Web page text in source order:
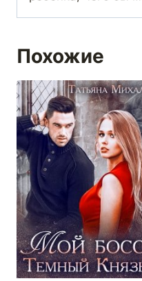
Похожие